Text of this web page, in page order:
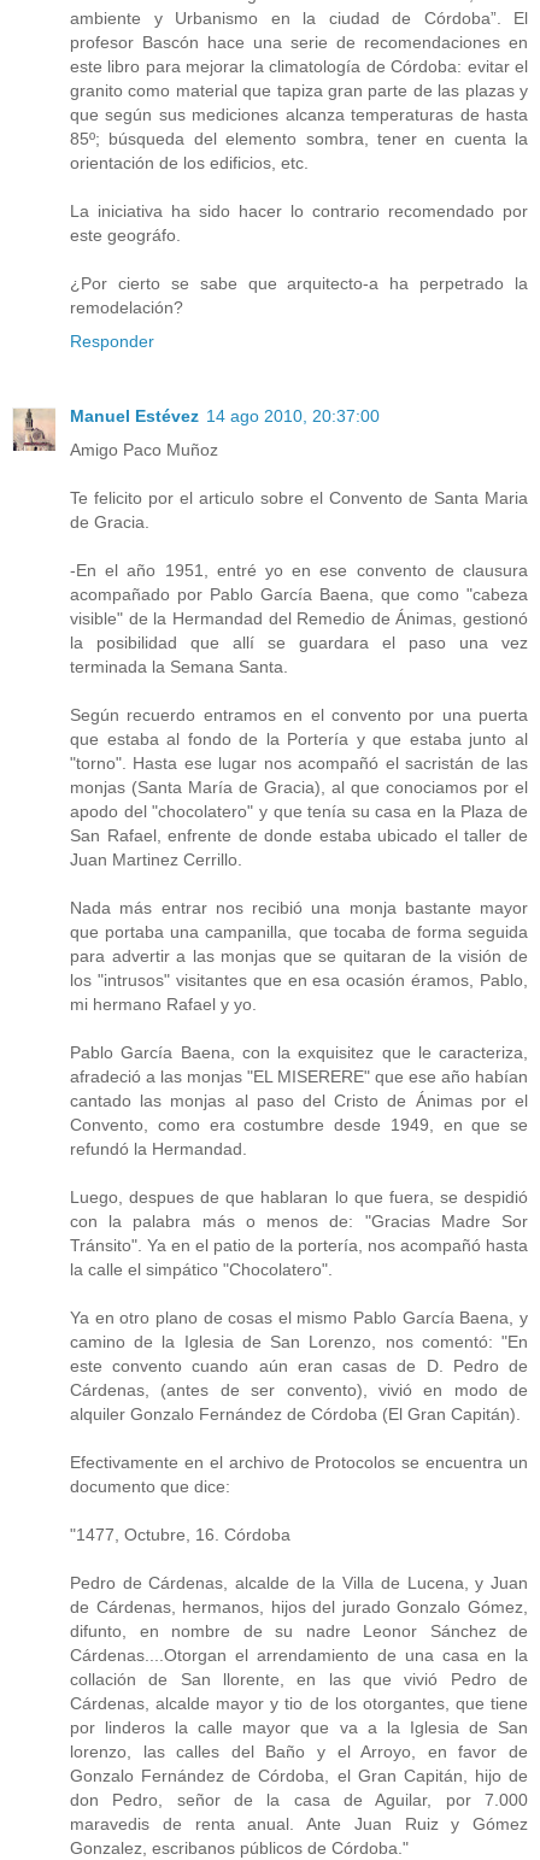
ambiente y Urbanismo en la ciudad de Córdoba”. El
profesor Bascón hace una serie de recomendaciones en
este libro para mejorar la climatología de Córdoba: evitar el
granito como material que tapiza gran parte de las plazas y
que según sus mediciones alcanza temperaturas de hasta
85º; búsqueda del elemento sombra, tener en cuenta la
orientación de los edificios, etc.
La iniciativa ha sido hacer lo contrario recomendado por
este geográfo.
¿Por cierto se sabe que arquitecto-a ha perpetrado la
remodelación?
Responder
Manuel Estévez 14 ago 2010, 20:37:00
Amigo Paco Muñoz
Te felicito por el articulo sobre el Convento de Santa Maria
de Gracia.
-En el año 1951, entré yo en ese convento de clausura
acompañado por Pablo García Baena, que como "cabeza
visible" de la Hermandad del Remedio de Ánimas, gestionó
la posibilidad que allí se guardara el paso una vez
terminada la Semana Santa.
Según recuerdo entramos en el convento por una puerta
que estaba al fondo de la Portería y que estaba junto al
"torno". Hasta ese lugar nos acompañó el sacristán de las
monjas (Santa María de Gracia), al que conociamos por el
apodo del "chocolatero" y que tenía su casa en la Plaza de
San Rafael, enfrente de donde estaba ubicado el taller de
Juan Martinez Cerrillo.
Nada más entrar nos recibió una monja bastante mayor
que portaba una campanilla, que tocaba de forma seguida
para advertir a las monjas que se quitaran de la visión de
los "intrusos" visitantes que en esa ocasión éramos, Pablo,
mi hermano Rafael y yo.
Pablo García Baena, con la exquisitez que le caracteriza,
afradeció a las monjas "EL MISERERE" que ese año habían
cantado las monjas al paso del Cristo de Ánimas por el
Convento, como era costumbre desde 1949, en que se
refundó la Hermandad.
Luego, despues de que hablaran lo que fuera, se despidió
con la palabra más o menos de: "Gracias Madre Sor
Tránsito". Ya en el patio de la portería, nos acompañó hasta
la calle el simpático "Chocolatero".
Ya en otro plano de cosas el mismo Pablo García Baena, y
camino de la Iglesia de San Lorenzo, nos comentó: "En
este convento cuando aún eran casas de D. Pedro de
Cárdenas, (antes de ser convento), vivió en modo de
alquiler Gonzalo Fernández de Córdoba (El Gran Capitán).
Efectivamente en el archivo de Protocolos se encuentra un
documento que dice:
"1477, Octubre, 16. Córdoba
Pedro de Cárdenas, alcalde de la Villa de Lucena, y Juan
de Cárdenas, hermanos, hijos del jurado Gonzalo Gómez,
difunto, en nombre de su nadre Leonor Sánchez de
Cárdenas....Otorgan el arrendamiento de una casa en la
collación de San llorente, en las que vivió Pedro de
Cárdenas, alcalde mayor y tio de los otorgantes, que tiene
por linderos la calle mayor que va a la Iglesia de San
lorenzo, las calles del Baño y el Arroyo, en favor de
Gonzalo Fernández de Córdoba, el Gran Capitán, hijo de
don Pedro, señor de la casa de Aguilar, por 7.000
maravedis de renta anual. Ante Juan Ruiz y Gómez
Gonzalez, escribanos públicos de Córdoba."